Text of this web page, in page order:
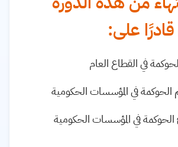
على:
في القطاع العام
الحوكمة في المؤسسات الحكومية
في المؤسسات الحكومية